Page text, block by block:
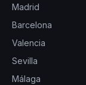
Madrid
Barcelona
Valencia
Sevilla
Málaga